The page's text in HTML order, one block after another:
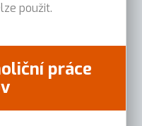
použit.
práce